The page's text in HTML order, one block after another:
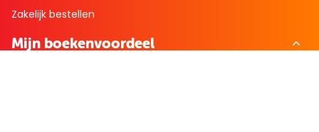
Zakelijk bestellen
Mijn boekenvoordeel